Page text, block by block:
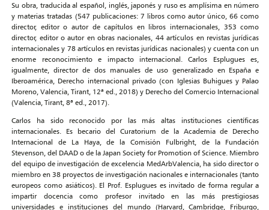
Su obra, traducida al español, inglés, japonés y ruso es amplísima en número
y materias tratadas (547 publicaciones: 7 libros como autor único, 66 como
director, editor o autor de capítulos en libros internacionales, 353 como
director, editor o autor en obras nacionales, 44 artículos en revistas jurídicas
internacionales y 78 artículos en revistas jurídicas nacionales) y cuenta con un
enorme reconocimiento e impacto internacional. Carlos Esplugues es,
igualmente, director de dos manuales de uso generalizado en España e
Iberoamérica, Derecho internacional privado (con Iglesias Buhigues y Palao
Moreno, Valencia, Tirant, 12ª ed., 2018) y Derecho del Comercio Internacional
(Valencia, Tirant, 8ª ed., 2017).
Carlos ha sido reconocido por las más altas instituciones científicas
internacionales. Es becario del Curatorium de la Academia de Derecho
Internacional de La Haya, de la Comisión Fulbright, de la Fundación
Stevenson, del DAAD o de la Japan Society for Promotion of Science. Miembro
del equipo de investigación de excelencia MedArbValencia, ha sido director o
miembro en 38 proyectos de investigación nacionales e internacionales (tanto
europeos como asiáticos). El Prof. Esplugues es invitado de forma regular a
impartir docencia como profesor invitado en las más prestigiosas
universidades e instituciones del mundo (Harvard, Cambridge, Friburgo,